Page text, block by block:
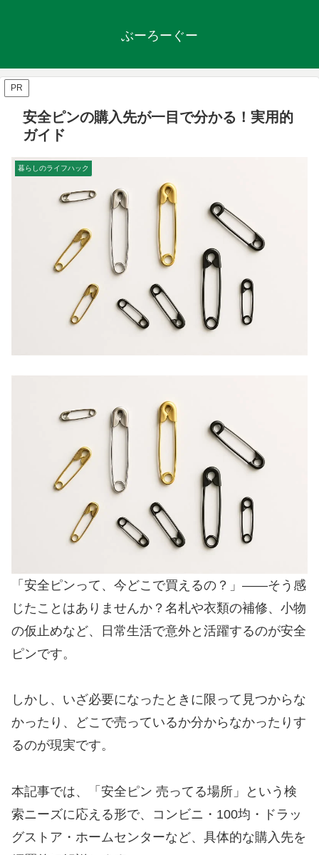
ぶーろーぐー
PR
安全ピンの購入先が一目で分かる！実用的
ガイド
暮らしのライフハック
「安全ピンって、今どこで買えるの？」――そう感
じたことはありませんか？名札や衣類の補修、小物
の仮止めなど、日常生活で意外と活躍するのが安全
ピンです。
しかし、いざ必要になったときに限って見つからな
かったり、どこで売っているか分からなかったりす
るのが現実です。
本記事では、「安全ピン 売ってる場所」という検
索ニーズに応える形で、コンビニ・100均・ドラッ
グストア・ホームセンターなど、具体的な購入先を